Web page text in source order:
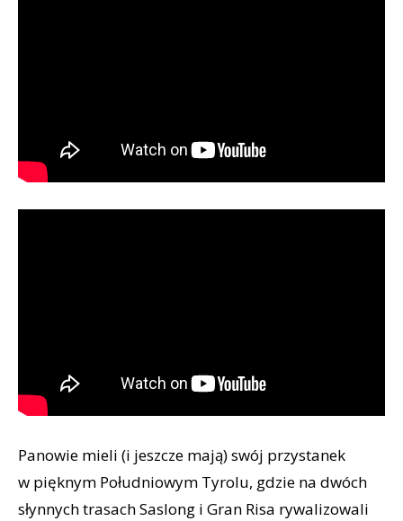
Panowie mieli (i jeszcze mają) swój przystanek
w pięknym Południowym Tyrolu, gdzie na dwóch
słynnych trasach Saslong i Gran Risa rywalizowali